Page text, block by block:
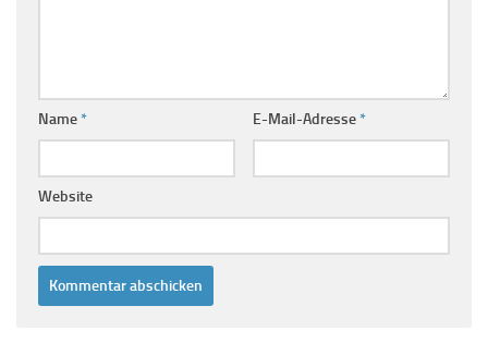
Name* E-Mail-Adresse*
Website